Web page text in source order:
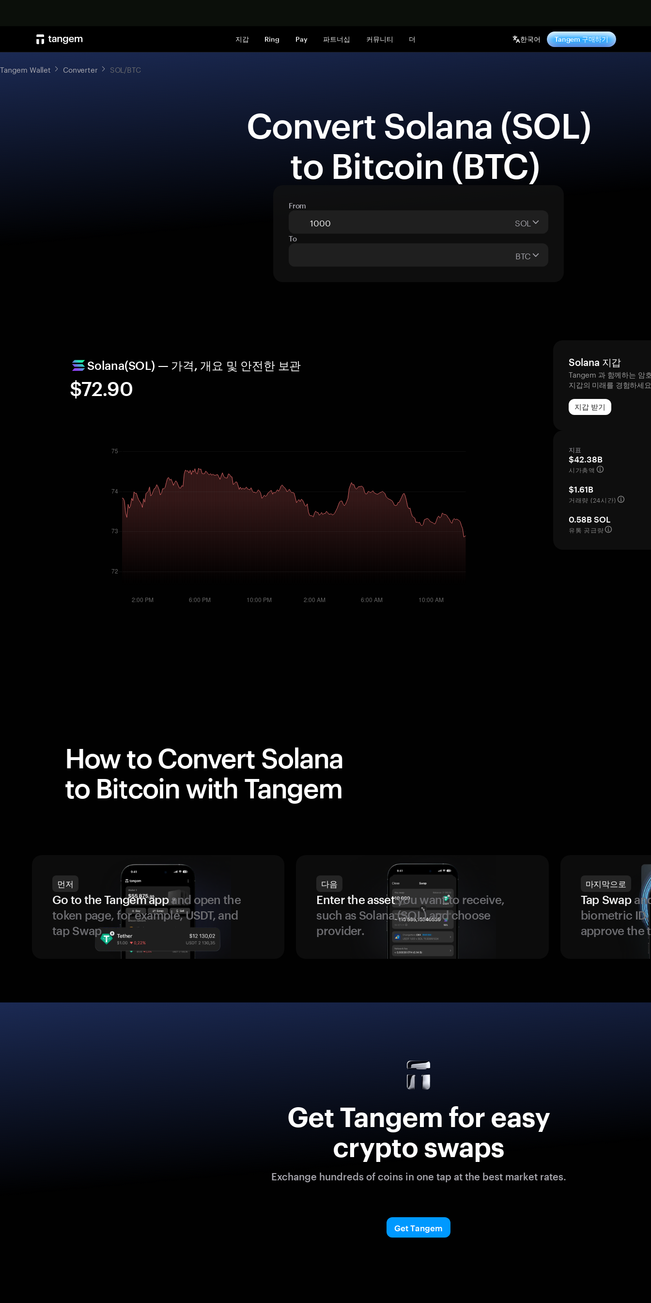
지갑 Ring Pay 파트너십 커뮤니티 더 한국어 Tangem 구매하기
Tangem Wallet Converter SOL/BTC
to Bitcoin (BTC)
From
SOL
To
BTC
Solana(SOL) — 가격, 개요 및 안전한 보관
$72.90
Solana 지갑
Tangem 과 함께하는 암
지갑의 미래를 경험하세
지갑 받기
지표
$42.38B
시가총액
$1.61B
거래량 (24시간)
0.58B SOL
유통 공급량
How to Convert Solana
to Bitcoin with Tangem
먼저
Go to the Tangem appand open the
token page, for example, USDT, and
tap Swap
다음
Enter the assetyou want to receive,
such as Solana (SOL) and choose
provider.
마지막으로
Tap Swap
biometric
approve the
Get Tangem for easy
crypto swaps
Exchange hundreds of coins in one tap at the best market rates.
Get Tangem